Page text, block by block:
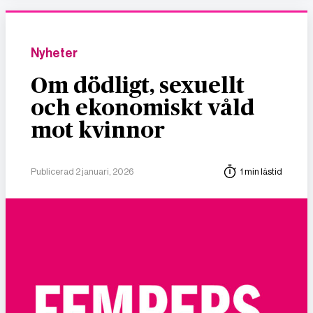
Nyheter
Om dödligt, sexuellt
och ekonomiskt våld
mot kvinnor
Publicerad 2 januari, 2026 1 min lästid